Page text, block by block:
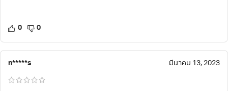
0 0
n*****s มีนาคม 13, 2023